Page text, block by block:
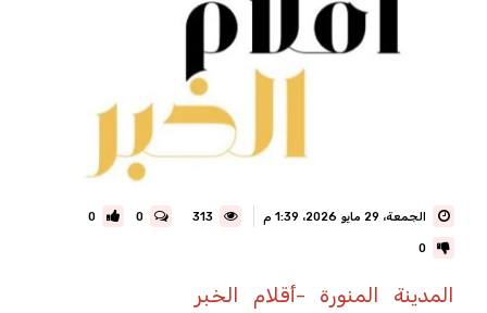
الجمعة، 29 مايو 2026، 1:39 م 0
0
0
المدينة المنورة -أقلام الخبر